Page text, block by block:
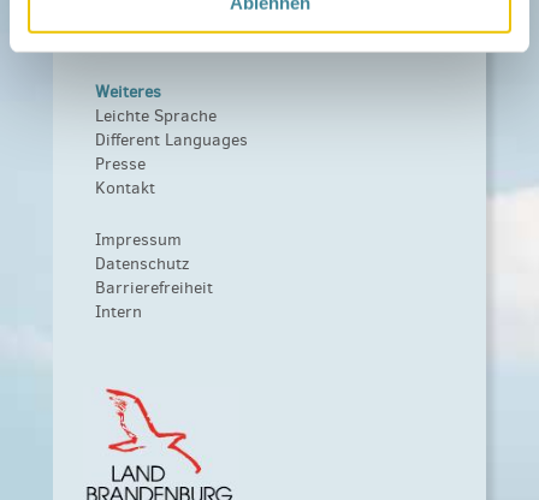
Förderer werden / Spenden
Weiteres
Leichte Sprache
Different Languages
Presse
Kontakt
Impressum
Datenschutz
Barrierefreiheit
Intern